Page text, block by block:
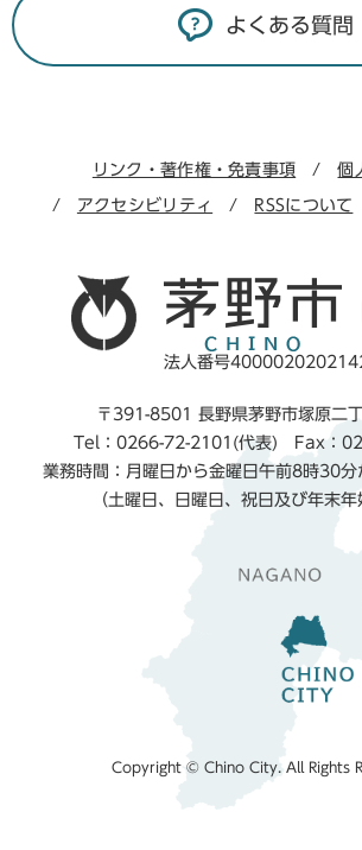
よくある質問
リンク・著作権・免責事項 個
アクセシビリティ RSSについて
法人番号
〒391-8501 長野県茅野市塚原二
Tel：0266-72-2101(代表) Fax：
業務時間：月曜日から金曜日午前8時30
（土曜日、日曜日、祝日及び年末年
Copyright © Chino City. All Rights